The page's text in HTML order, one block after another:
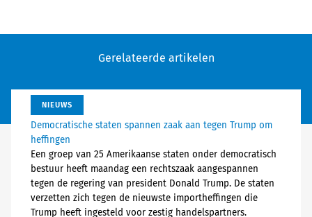
Gerelateerde artikelen
NIEUWS
Democratische staten spannen zaak aan tegen Trump om
heffingen
Een groep van 25 Amerikaanse staten onder democratisch
bestuur heeft maandag een rechtszaak aangespannen
tegen de regering van president Donald Trump. De staten
verzetten zich tegen de nieuwste importheffingen die
Trump heeft ingesteld voor zestig handelspartners.